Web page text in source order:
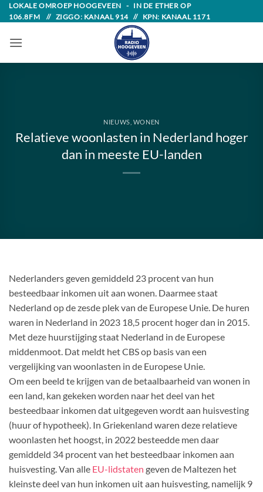
Skip
to
content
LOKALE OMROEP HOOGEVEEN - IN DE ETHER OP
106.8FM // ZIGGO: KANAAL 914 // KPN: KANAAL 1171
NIEUWS WONEN
Relatieve woonlasten in Nederland hoger
dan in meeste EU-landen
Nederlanders geven gemiddeld 23 procent van hun
besteedbaar inkomen uit aan wonen. Daarmee staat
Nederland op de zesde plek van de Europese Unie. De huren
waren in Nederland in 2023 18,5 procent hoger dan in 2015.
Met deze huurstijging staat Nederland in de Europese
middenmoot. Dat meldt het CBS op basis van een
vergelijking van woonlasten in de Europese Unie.
Om een beeld te krijgen van de betaalbaarheid van wonen in
een land, kan gekeken worden naar het deel van het
besteedbaar inkomen dat uitgegeven wordt aan huisvesting
(huur of hypotheek). In Griekenland waren deze relatieve
woonlasten het hoogst, in 2022 besteedde men daar
gemiddeld 34 procent van het besteedbaar inkomen aan
huisvesting. Van alle EU-lidstaten geven de Maltezen het
kleinste deel van hun inkomen uit aan huisvesting, namelijk 9